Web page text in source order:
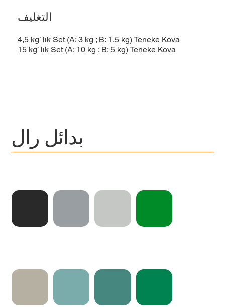
التغليف
4,5 kg’ lık Set (A: 3 kg ; B: 1,5 kg) Teneke Kova
15 kg’ lık Set (A: 10 kg ; B: 5 kg) Teneke Kova
بدائل رال